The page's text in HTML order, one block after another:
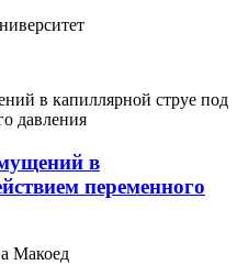
в
переменного
Макоед